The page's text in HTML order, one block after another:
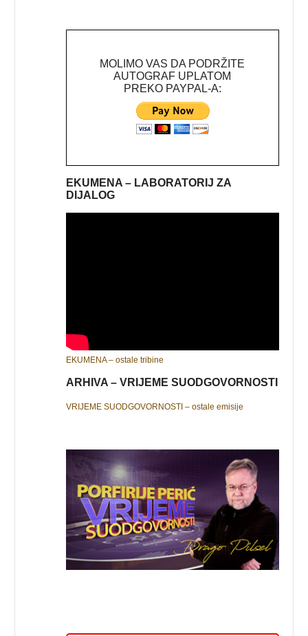
MOLIMO VAS DA PODRŽITE
AUTOGRAF UPLATOM
PREKO PAYPAL-A:
EKUMENA – LABORATORIJ ZA
DIJALOG
EKUMENA – ostale tribine
ARHIVA – VRIJEME SUODGOVORNOSTI
VRIJEME SUODGOVORNOSTI – ostale emisije